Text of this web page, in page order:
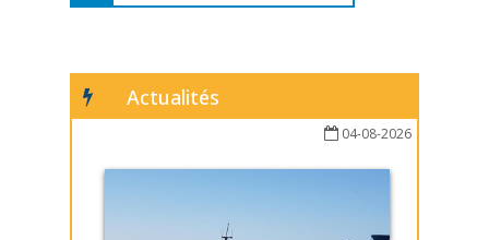
Actualités
04-08-2026